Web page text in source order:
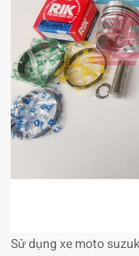
Sử dụng xe moto